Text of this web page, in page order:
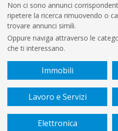
€
A
€
Vendita
Non ci sono annunci
ripetere la ricerca rimuovendo o
trovare annunci simili.
Oppure naviga attraverso le
che ti interessano.
Immobili
Lavoro e Servizi
Elettronica